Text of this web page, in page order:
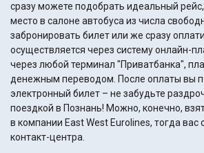
сразу можете подобрать идеальный
место в салоне автобуса из числа
забронировать билет или же сразу
осуществляется через систему онлайн-
через любой терминал "Приватбанка",
денежным переводом. После оплаты вы получите
электронный билет – не забудьте
поездкой в Познань! Можно, конечно,
в компании East West Eurolines, тогда
контакт-центра.